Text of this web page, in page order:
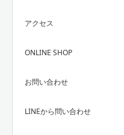
アクセス
ONLINE SHOP
お問い合わせ
LINEから問い合わせ